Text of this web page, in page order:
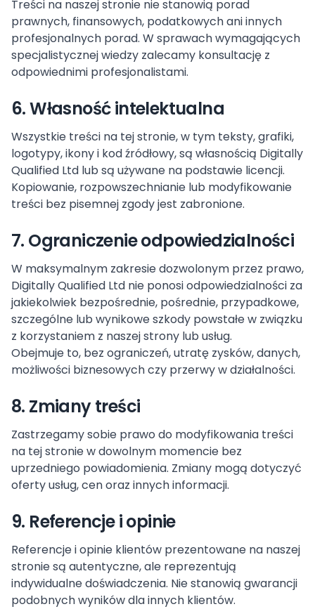
Treści na naszej stronie nie stanowią porad
prawnych, finansowych, podatkowych ani innych
profesjonalnych porad. W sprawach wymagających
specjalistycznej wiedzy zalecamy konsultację z
odpowiednimi profesjonalistami.
6. Własność intelektualna
Wszystkie treści na tej stronie, w tym teksty, grafiki,
logotypy, ikony i kod źródłowy, są własnością Digitally
Qualified Ltd lub są używane na podstawie licencji.
Kopiowanie, rozpowszechnianie lub modyfikowanie
treści bez pisemnej zgody jest zabronione.
7. Ograniczenie odpowiedzialności
W maksymalnym zakresie dozwolonym przez prawo,
Digitally Qualified Ltd nie ponosi odpowiedzialności za
jakiekolwiek bezpośrednie, pośrednie, przypadkowe,
szczególne lub wynikowe szkody powstałe w związku
z korzystaniem z naszej strony lub usług.
Obejmuje to, bez ograniczeń, utratę zysków, danych,
możliwości biznesowych czy przerwy w działalności.
8. Zmiany treści
Zastrzegamy sobie prawo do modyfikowania treści
na tej stronie w dowolnym momencie bez
uprzedniego powiadomienia. Zmiany mogą dotyczyć
oferty usług, cen oraz innych informacji.
9. Referencje i opinie
Referencje i opinie klientów prezentowane na naszej
stronie są autentyczne, ale reprezentują
indywidualne doświadczenia. Nie stanowią gwarancji
podobnych wyników dla innych klientów.